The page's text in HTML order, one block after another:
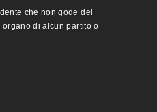
che non gode del
di alcun partito o